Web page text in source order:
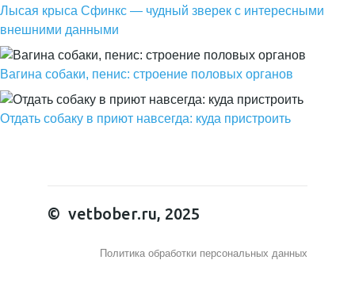
Лысая крыса Сфинкс — чудный зверек с интересными
внешними данными
Вагина собаки, пенис: строение половых органов
Отдать собаку в приют навсегда: куда пристроить
© vetbober.ru, 2025
Политика обработки персональных данных